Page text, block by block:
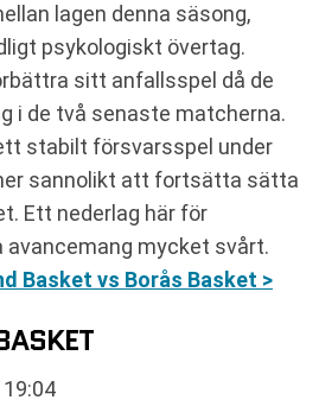
lagen denna säsong,
psykologiskt övertag.
sitt anfallsspel då de
i de två senaste matcherna.
stabilt försvarsspel under
sannolikt att fortsätta sätta
Ett nederlag här för
avancemang mycket svårt.
Basket vs Borås Basket >